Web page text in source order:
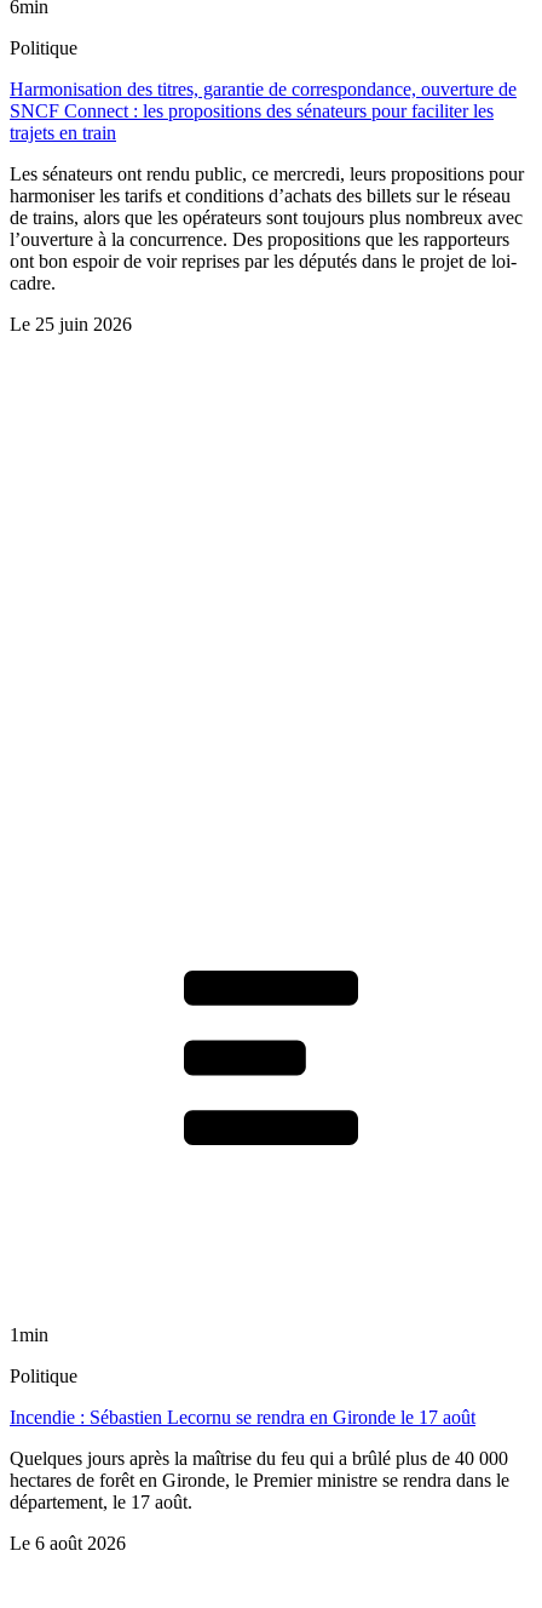
6min
Politique
Harmonisation des titres, garantie de correspondance, ouverture de
SNCF Connect : les propositions des sénateurs pour faciliter les
trajets en train
Les sénateurs ont rendu public, ce mercredi, leurs propositions pour
harmoniser les tarifs et conditions d’achats des billets sur le réseau
de trains, alors que les opérateurs sont toujours plus nombreux avec
l’ouverture à la concurrence. Des propositions que les rapporteurs
ont bon espoir de voir reprises par les députés dans le projet de loi-
cadre.
Le 25 juin 2026
1min
Politique
Incendie : Sébastien Lecornu se rendra en Gironde le 17 août
Quelques jours après la maîtrise du feu qui a brûlé plus de 40 000
hectares de forêt en Gironde, le Premier ministre se rendra dans le
département, le 17 août.
Le 6 août 2026